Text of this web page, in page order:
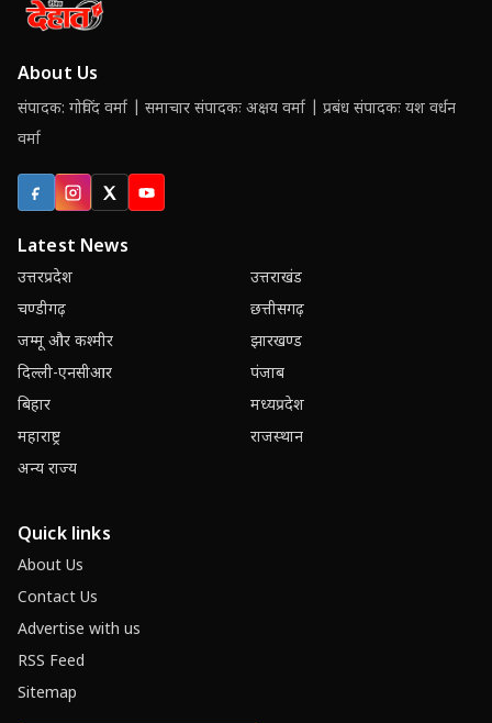
About Us
संपादक: गोविंद वर्मा | समाचार संपादकः अक्षय वर्मा | प्रबंध संपादकः यश वर्धन
वर्मा
FacebookInstagram
X (Twitter)
YouTube
Latest News
उत्तरप्रदेश
उत्तराखंड
चण्डीगढ़
छत्तीसगढ़
जम्मू और कश्मीर
झारखण्ड
दिल्ली-एनसीआर
पंजाब
बिहार
मध्यप्रदेश
महाराष्ट्र
राजस्थान
अन्य राज्य
Quick links
About Us
Contact Us
Advertise with us
RSS Feed
Sitemap